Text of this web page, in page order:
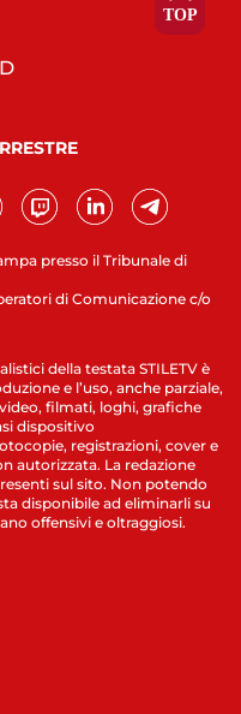
presso il Tribunale di
di Comunicazione c/o
della testata STILETV è
e l’uso, anche parziale,
filmati, loghi, grafiche
dispositivo
registrazioni, cover e
autorizzata. La redazione
sul sito. Non potendo
disponibile ad eliminarli su
offensivi e oltraggiosi.